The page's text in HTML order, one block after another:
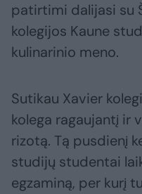
patirtimi dalijasi su
kolegijos Kaune
kulinarinio meno.
Sutikau Xavier
kolega ragaujantį ir
rizotą. Tą pusdienį
studijų studentai
egzaminą, per kurį